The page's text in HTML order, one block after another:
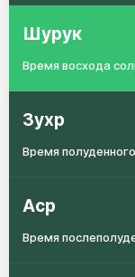
Шурук
Время восхода
Зухр
Время
Аср
Время